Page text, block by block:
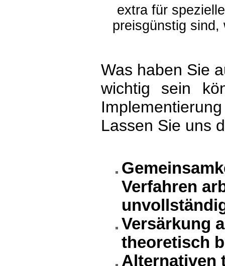
extra für
preisgünstig
Was haben Sie
wichtig sein
Lassen Sie uns
Verfahren
Versärkung
theoretisch
Alternativen